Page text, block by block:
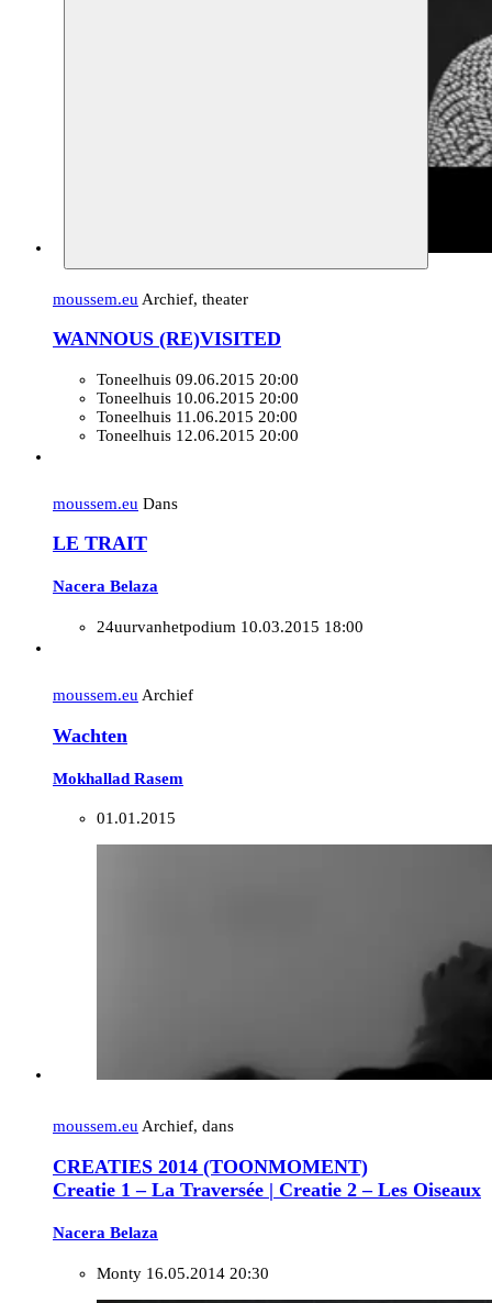
moussem.eu Archief, theater
WANNOUS (RE)VISITED
Toneelhuis 09.06.2015 20:00
Toneelhuis 10.06.2015 20:00
Toneelhuis 11.06.2015 20:00
Toneelhuis 12.06.2015 20:00
moussem.eu Dans
LE TRAIT
Nacera Belaza
24uurvanhetpodium 10.03.2015 18:00
moussem.eu Archief
Wachten
Mokhallad Rasem
01.01.2015
moussem.eu Archief, dans
CREATIES 2014 (TOONMOMENT)
Creatie 1 – La Traversée | Creatie 2 – Les Oiseaux
Nacera Belaza
Monty 16.05.2014 20:30